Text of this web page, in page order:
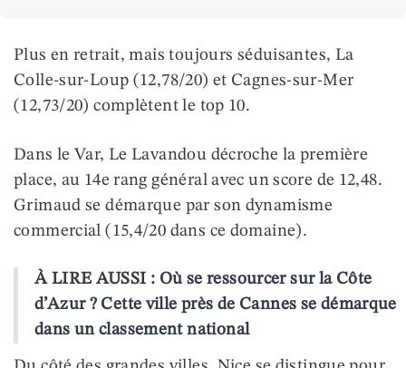
Plus en retrait, mais toujours séduisantes, La
Colle-sur-Loup (12,78/20) et Cagnes-sur-Mer
(12,73/20) complètent le top 10.
Dans le Var, Le Lavandou décroche la première
place, au 14e rang général avec un score de 12,48.
Grimaud se démarque par son dynamisme
commercial (15,4/20 dans ce domaine).
À LIRE AUSSI : Où se ressourcer sur la Côte
d’Azur ? Cette ville près de Cannes se démarque
dans un classement national